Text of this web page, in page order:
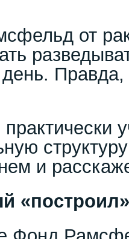
от
Правда,
и